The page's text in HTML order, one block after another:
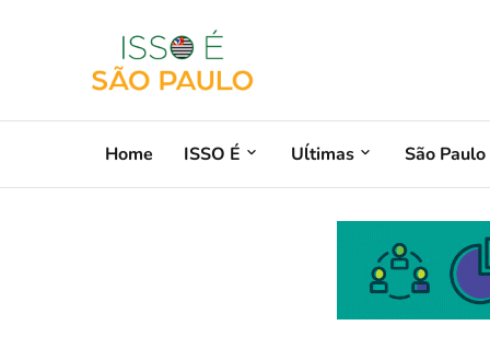
Home ISSO É Uĺtimas São Paulo